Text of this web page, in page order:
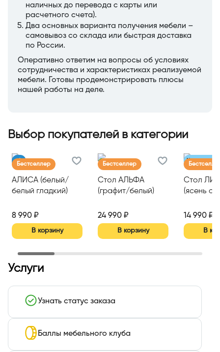
наличных до перевода с карты или
расчетного счета).
Два основных варианта получения мебели –
самовывоз со склада или быстрая доставка
по России.
Оперативно ответим на вопросы об условиях
сотрудничества и характеристиках реализуемой
мебели. Готовы продемонстрировать плюсы
нашей работы на деле.
Выбор покупателей в категории
Бестселлер
АЛИСА (белый/
белый гладкий)
8 990 ₽
В корзину
Бестселлер
Стол АЛЬФА
(графит/белый)
24 990 ₽
В корзину
Хит продаж
Стол
(ясень
14 990 ₽
В
Услуги
Узнать статус заказа
Баллы мебельного клуба